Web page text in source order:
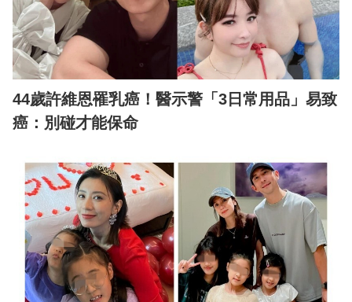
44歲許維恩罹乳癌！醫示警「3日常用品」易致
癌：別碰才能保命